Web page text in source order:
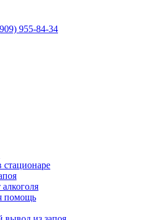
955-84-34
стационаре
помощь